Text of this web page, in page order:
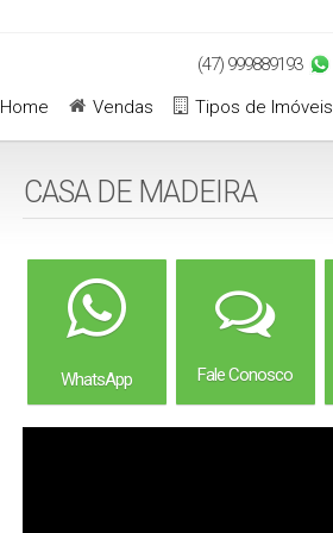
(47) 999889193
Tipos de Imóveis
Vendas
Home
CASA DE MADEIRA
WhatsApp Fale Conosco